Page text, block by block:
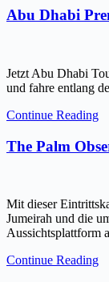
Abu Dhabi
Jetzt Abu Dhabi
und fahre entlang
Continue Reading
The Palm
Mit dieser
Jumeirah und die
Aussichtsplattform
Continue Reading